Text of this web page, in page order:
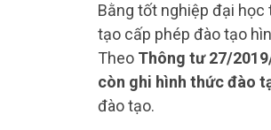
Bằng tốt nghiệp đại
tạo cấp phép đào tạo
Theo Thông tư 27/
còn ghi hình thức đào
đào tạo.​